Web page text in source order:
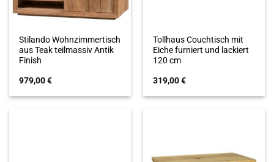
Stilando Wohnzimmertisch
aus Teak teilmassiv Antik
Finish
979,00€
Tollhaus Couchtisch mit
Eiche furniert und lackiert
120 cm
319,00€